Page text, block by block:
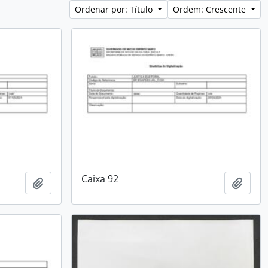
Ordenar por: Título
Ordem: Crescente
Adicionar a área de transferência
Caixa 92